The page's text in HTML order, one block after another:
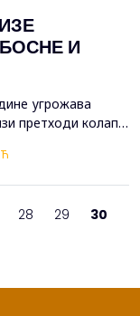
И
угрожава
претходи колапс
По избијању
28 29 30